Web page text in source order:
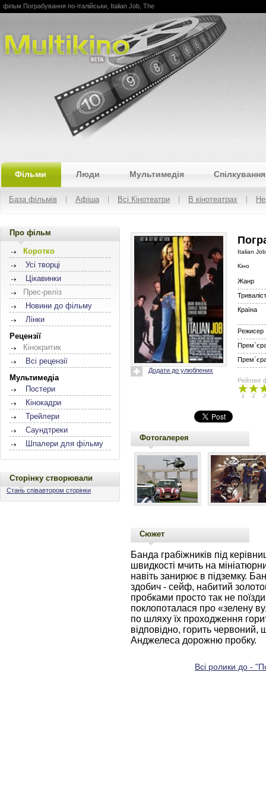
Multikino
фільм Пограбування по-італійськи, Italian Job, The
Фільми Люди Мультимедія Спілкування
База фільмів Афіша Всі Кінотеатри В кінотеатрах
Про фільм
Коротко
Усі творці
Цікавинки
Прес-реліз
Новини до фільму
Лінки
Рецензії
Кінокритик
Всі рецензії
Мультимедіа
Постери
Кінокадри
Трейлери
Саундтреки
Шпалери для фільму
Сторінку створювали
Стань співавтором сторінки
Додати до улюблених
Italian
Кіно
Жанр
Країна
Режисер
Прем`єра
Прем`єра
Рейтинг
1 2 3
Фотогалерея
Сюжет
Банда грабіжників під
швидкості мчить на
навіть занирює в підземку.
здобич - сейф, набитий
пробками просто так не
поклопоталася про «зелену
по шляху їх проходження
відповідно, горить червоний,
Анджелеса дорожню пробку.
Всі ролики до -